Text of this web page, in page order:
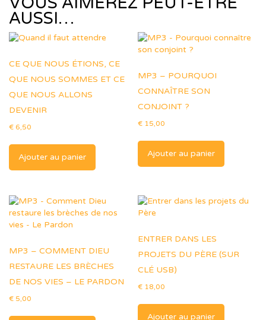
et
ce
que
allons
devenir
AUSSI…
CE QUE NOUS ÉTIONS, CE
QUE NOUS SOMMES ET CE
QUE NOUS ALLONS
DEVENIR
€ 6,50
Ajouter au panier
MP3 – POURQUOI
CONNAÎTRE SON
CONJOINT ?
€ 15,00
Ajouter au panier
MP3 – COMMENT DIEU
RESTAURE LES BRÈCHES
DE NOS VIES – LE PARDON
€ 5,00
ENTRER DANS LES
PROJETS DU PÈRE (SUR
CLÉ USB)
€ 18,00
Ajouter au panier